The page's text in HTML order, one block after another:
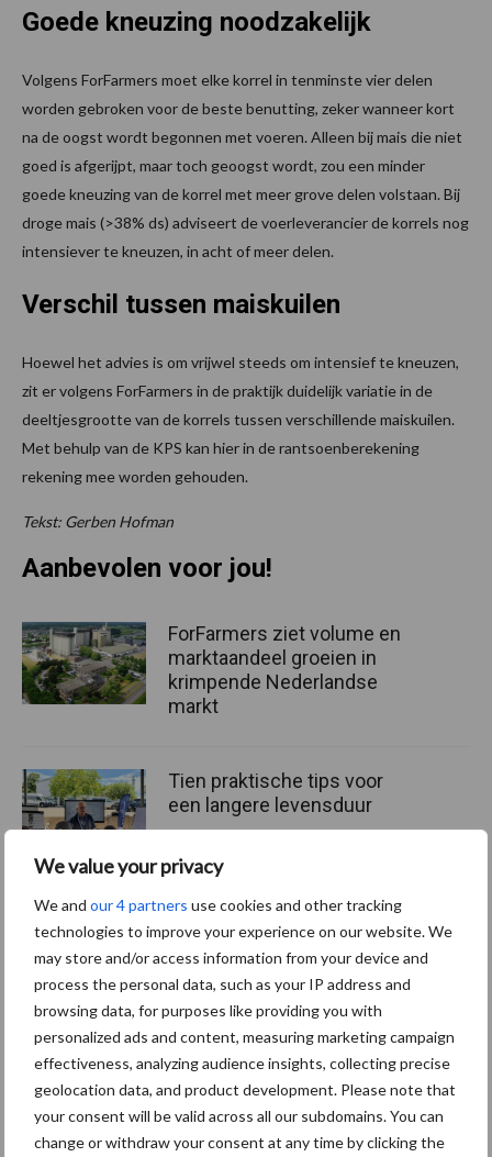
We value your privacy
We and our 4 partners use cookies and other tracking
technologies to improve your experience on our website. We
may store and/or access information from your device and
process the personal data, such as your IP address and
browsing data, for purposes like providing you with
personalized ads and content, measuring marketing campaign
effectiveness, analyzing audience insights, collecting precise
geolocation data, and product development. Please note that
your consent will be valid across all our subdomains. You can
change or withdraw your consent at any time by clicking the
Goede kneuzing noodzakelijk
Volgens ForFarmers moet elke korrel in tenminste vier delen
worden gebroken voor de beste benutting, zeker wanneer kort
na de oogst wordt begonnen met voeren. Alleen bij mais die niet
goed is afgerijpt, maar toch geoogst wordt, zou een minder
goede kneuzing van de korrel met meer grove delen volstaan. Bij
droge mais (>38% ds) adviseert de voerleverancier de korrels nog
intensiever te kneuzen, in acht of meer delen.
Verschil tussen maiskuilen
Hoewel het advies is om vrijwel steeds om intensief te kneuzen,
zit er volgens ForFarmers in de praktijk duidelijk variatie in de
deeltjesgrootte van de korrels tussen verschillende maiskuilen.
Met behulp van de KPS kan hier in de rantsoenberekening
rekening mee worden gehouden.
Tekst: Gerben Hofman
Aanbevolen voor jou!
ForFarmers ziet volume en
marktaandeel groeien in
krimpende Nederlandse
markt
Tien praktische tips voor
een langere levensduur
“Vraag naar praktische
hygieneoplossingen is in
Polen groter dan ooit”
Themapagina's